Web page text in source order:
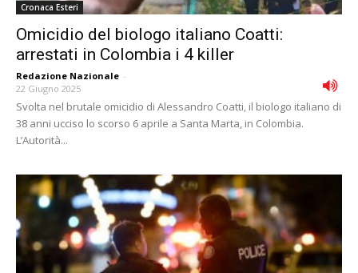
Cronaca Esteri
Omicidio del biologo italiano Coatti:
arrestati in Colombia i 4 killer
Redazione Nazionale -
22 Giugno 2025
Svolta nel brutale omicidio di Alessandro Coatti, il biologo italiano di
38 anni ucciso lo scorso 6 aprile a Santa Marta, in Colombia.
L’Autorità...